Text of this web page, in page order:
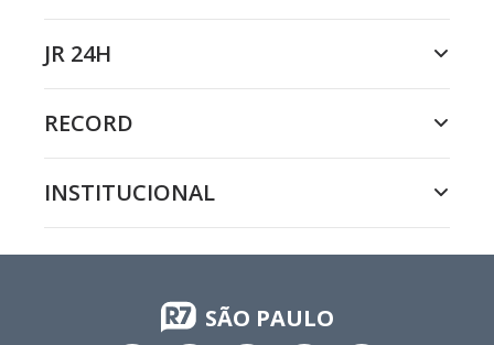
JR 24H
RECORD
INSTITUCIONAL
SÃO PAULO